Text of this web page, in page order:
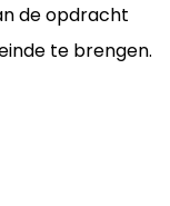
de opdracht
te brengen.